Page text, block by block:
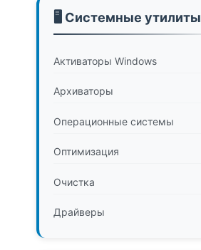
🖥️ Системные утилиты
Активаторы Windows
Архиваторы
Операционные системы
Оптимизация
Очистка
Драйверы